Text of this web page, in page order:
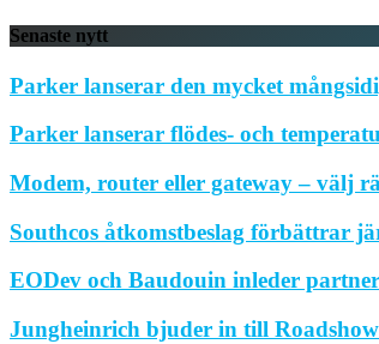
Senaste nytt
Parker lanserar den mycket
Parker lanserar flödes- och
Modem, router eller gateway – välj
Southcos åtkomstbeslag förbättrar
EODev och Baudouin inleder
Jungheinrich bjuder in till